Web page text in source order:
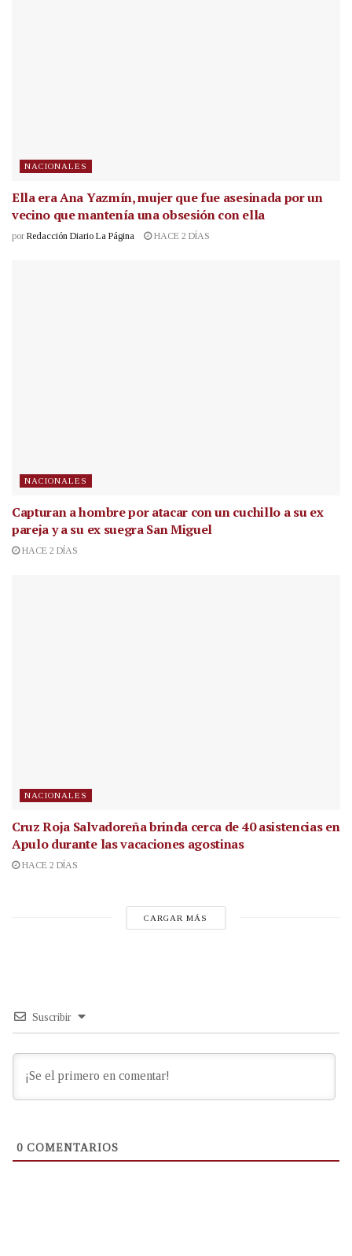
NACIONALES
Ella era Ana Yazmín, mujer que fue asesinada por un
vecino que mantenía una obsesión con ella
por Redacción Diario La Página HACE 2 DÍAS
NACIONALES
Capturan a hombre por atacar con un cuchillo a su ex
pareja y a su ex suegra San Miguel
HACE 2 DÍAS
NACIONALES
Cruz Roja Salvadoreña brinda cerca de 40 asistencias en
Apulo durante las vacaciones agostinas
HACE 2 DÍAS
CARGAR MÁS
Suscribir
0 COMENTARIOS